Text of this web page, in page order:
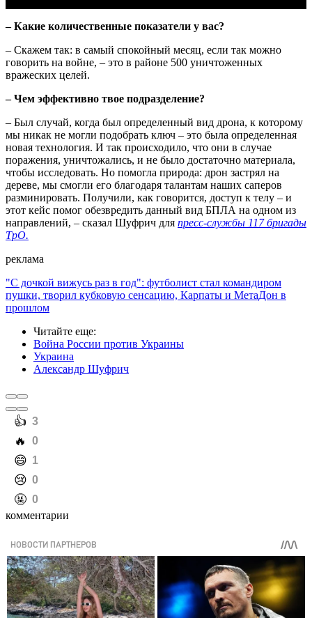
– Какие количественные показатели у вас?
– Скажем так: в самый спокойный месяц, если так можно
говорить на войне, – это в районе 500 уничтоженных
вражеских целей.
– Чем эффективно твое подразделение?
– Был случай, когда был определенный вид дрона, к которому
мы никак не могли подобрать ключ – это была определенная
новая технология. И так происходило, что они в случае
поражения, уничтожались, и не было достаточно материала,
чтобы исследовать. Но помогла природа: дрон застрял на
дереве, мы смогли его благодаря талантам наших саперов
разминировать. Получили, как говорится, доступ к телу – и
этот кейс помог обезвредить данный вид БПЛА на одном из
направлений, – сказал Шуфрич для пресс-службы 117 бригады
ТрО.
реклама
"С дочкой вижусь раз в год": футболист стал командиром
пушки, творил кубковую сенсацию, Карпаты и МетаДон в
прошлом
Читайте еще:
Война России против Украины
Украина
Александр Шуфрич
️👍 3
️🔥 0
️😄 1
️😢 0
️🤬 0
комментарии